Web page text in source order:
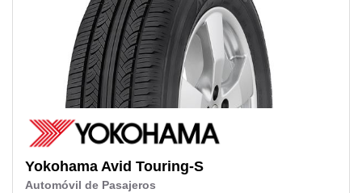
Yokohama Avid Touring-S
Automóvil de Pasajeros